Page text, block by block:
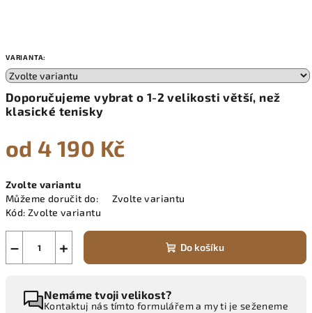
VARIANTA:
Doporučujeme vybrat o 1-2 velikosti větší, než
klasické tenisky
od4 190 Kč
cena:
Zvolte variantu
Můžeme doručit do:
Zvolte variantu
Kód: Zvolte variantu
+
− Do košíku
Nemáme tvoji velikost?
Kontaktuj nás tímto formulářem a my ti je seženeme